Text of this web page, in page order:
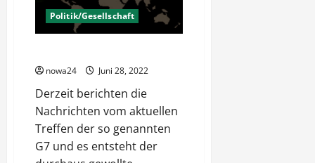
Politik/Gesellschaft
nowa24 Juni 28, 2022
Derzeit berichten die
Nachrichten vom aktuellen
Treffen der so genannten
G7 und es entsteht der